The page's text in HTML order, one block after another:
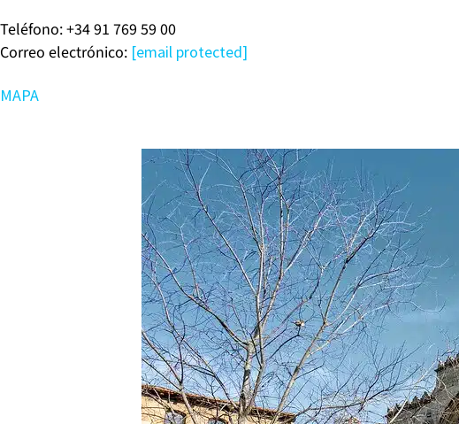
Teléfono: +34 91 769 59 00
Correo electrónico: [email protected]
MAPA